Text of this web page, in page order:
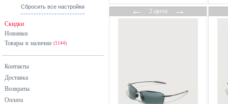
черный
Сбросить все настройки
Скидки
Новинки
Товары в наличии (1144)
Контакты
Доставка
Возвраты
Оплата
←2 цвета→